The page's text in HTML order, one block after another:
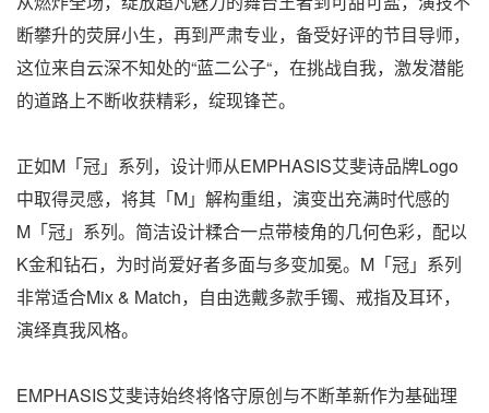
断攀升的荧屏小生，再到严肃专业，备受好评的节目导师，
这位来自云深不知处的“蓝二公子“，在挑战自我，激发潜能
的道路上不断收获精彩，绽现锋芒。
正如M「冠」系列，设计师从EMPHASIS艾斐诗品牌Logo
中取得灵感，将其「M」解构重组，演变出充满时代感的
M「冠」系列。简洁设计糅合一点带棱角的几何色彩，配以
K金和钻石，为时尚爱好者多面与多变加冕。M「冠」系列
非常适合Mix & Match，自由选戴多款手镯、戒指及耳环，
演绎真我风格。
EMPHASIS艾斐诗始终将恪守原创与不断革新作为基础理